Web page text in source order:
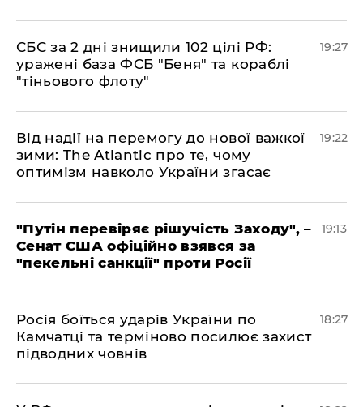
​СБС за 2 дні знищили 102 цілі РФ:
уражені база ФСБ "Беня" та кораблі
"тіньового флоту"
19:27
​Від надії на перемогу до нової важкої
зими: The Atlantic про те, чому
оптимізм навколо України згасає
19:22
​"Путін перевіряє рішучість Заходу", –
Сенат США офіційно взявся за
"пекельні санкції" проти Росії
19:13
​Росія боїться ударів України по
Камчатці та терміново посилює захист
підводних човнів
18:27